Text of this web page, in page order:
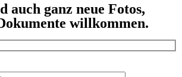
auch ganz neue Fotos,
willkommen.